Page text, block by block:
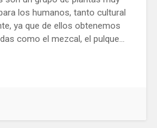
los humanos, tanto cultural
ya que de ellos obtenemos
como el mezcal, el pulque…